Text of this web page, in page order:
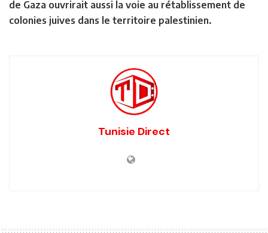
de Gaza ouvrirait aussi la voie au rétablissement de
colonies juives dans le territoire palestinien.
Tunisie Direct